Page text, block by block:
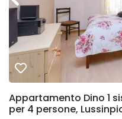
Appartamento Dino 1
per 4 persone,